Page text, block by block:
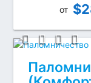
от $